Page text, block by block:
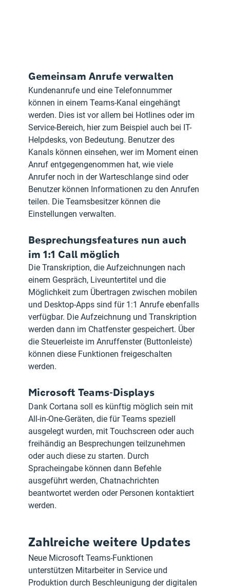
Gemeinsam Anrufe verwalten
Kundenanrufe und eine Telefonnummer
können in einem Teams-Kanal eingehängt
werden. Dies ist vor allem bei Hotlines oder im
Service-Bereich, hier zum Beispiel auch bei IT-
Helpdesks, von Bedeutung. Benutzer des
Kanals können einsehen, wer im Moment einen
Anruf entgegengenommen hat, wie viele
Anrufer noch in der Warteschlange sind oder
Benutzer können Informationen zu den Anrufen
teilen. Die Teamsbesitzer können die
Einstellungen verwalten.
Besprechungsfeatures nun auch
im 1:1 Call möglich
Die Transkription, die Aufzeichnungen nach
einem Gespräch, Liveuntertitel und die
Möglichkeit zum Übertragen zwischen mobilen
und Desktop-Apps sind für 1:1 Anrufe ebenfalls
verfügbar. Die Aufzeichnung und Transkription
werden dann im Chatfenster gespeichert. Über
die Steuerleiste im Anruffenster (Buttonleiste)
können diese Funktionen freigeschalten
werden.
Microsoft Teams-Displays
Dank Cortana soll es künftig möglich sein mit
All-in-One-Geräten, die für Teams speziell
ausgelegt wurden, mit Touchscreen oder auch
freihändig an Besprechungen teilzunehmen
oder auch diese zu starten. Durch
Spracheingabe können dann Befehle
ausgeführt werden, Chatnachrichten
beantwortet werden oder Personen kontaktiert
werden.
Zahlreiche weitere Updates
Neue Microsoft Teams-Funktionen
unterstützen Mitarbeiter in Service und
Produktion durch Beschleunigung der digitalen